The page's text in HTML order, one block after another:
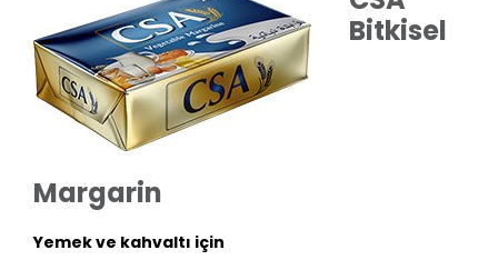
Bitkisel
Margarin
Yemek ve kahvaltı için